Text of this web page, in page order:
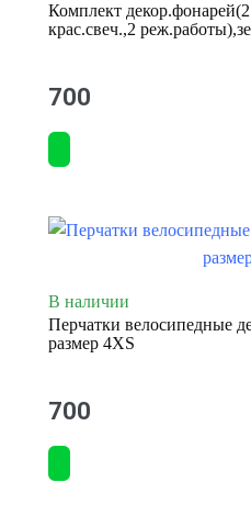
Комплект
крас.свеч.,2
700
В наличии
Перчатки велосипедные
размер 4XS
700